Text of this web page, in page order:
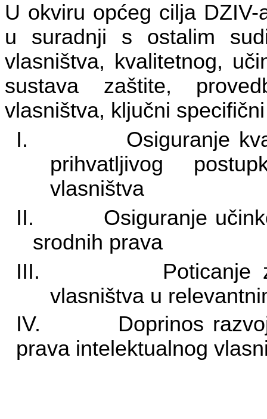
U okviru općeg cilja
u suradnji s ostalim
vlasništva, kvalitetnog,
sustava zaštite,
vlasništva, ključni
I.
Osiguranje
prihvatljivog
vlasništva
II.
Osiguranje
srodnih prava
III.
Poticanje
vlasništva u
IV.
Doprinos
prava intelektualnog